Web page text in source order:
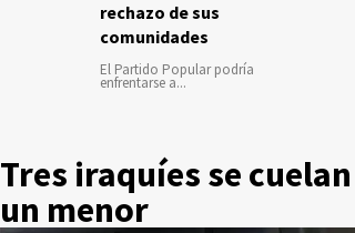
rechazo de sus
comunidades
El Partido Popular podría
enfrentarse a...
Tres iraquíes se
un menor